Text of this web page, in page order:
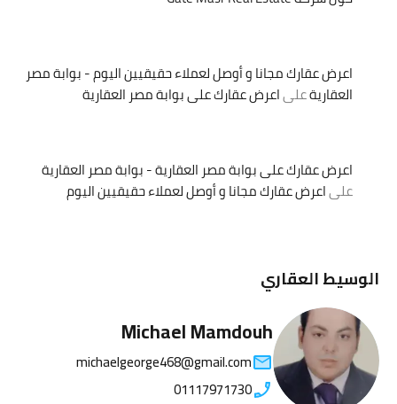
اعرض عقارك مجانا و أوصل لعملاء حقيقيين اليوم - بوابة مصر
العقاريةعلىاعرض عقارك على بوابة مصر العقارية
اعرض عقارك على بوابة مصر العقارية - بوابة مصر العقارية
علىاعرض عقارك مجانا و أوصل لعملاء حقيقيين اليوم
الوسيط العقاري
Michael Mamdouh
michaelgeorge468@gmail.com
01117971730